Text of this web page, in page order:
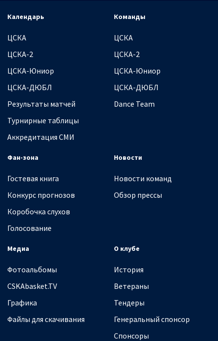
Календарь
ЦСКА
ЦСКА-2
ЦСКА-Юниор
ЦСКА-ДЮБЛ
Результаты матчей
Турнирные таблицы
Аккредитация СМИ
Команды
ЦСКА
ЦСКА-2
ЦСКА-Юниор
ЦСКА-ДЮБЛ
Dance Team
Фан-зона
Гостевая книга
Конкурс прогнозов
Коробочка слухов
Голосование
Новости
Новости команд
Обзор прессы
Медиа
Фотоальбомы
CSKAbasket.TV
Графика
Файлы для скачивания
О клубе
История
Ветераны
Тендеры
Генеральный спонсор
Спонсоры